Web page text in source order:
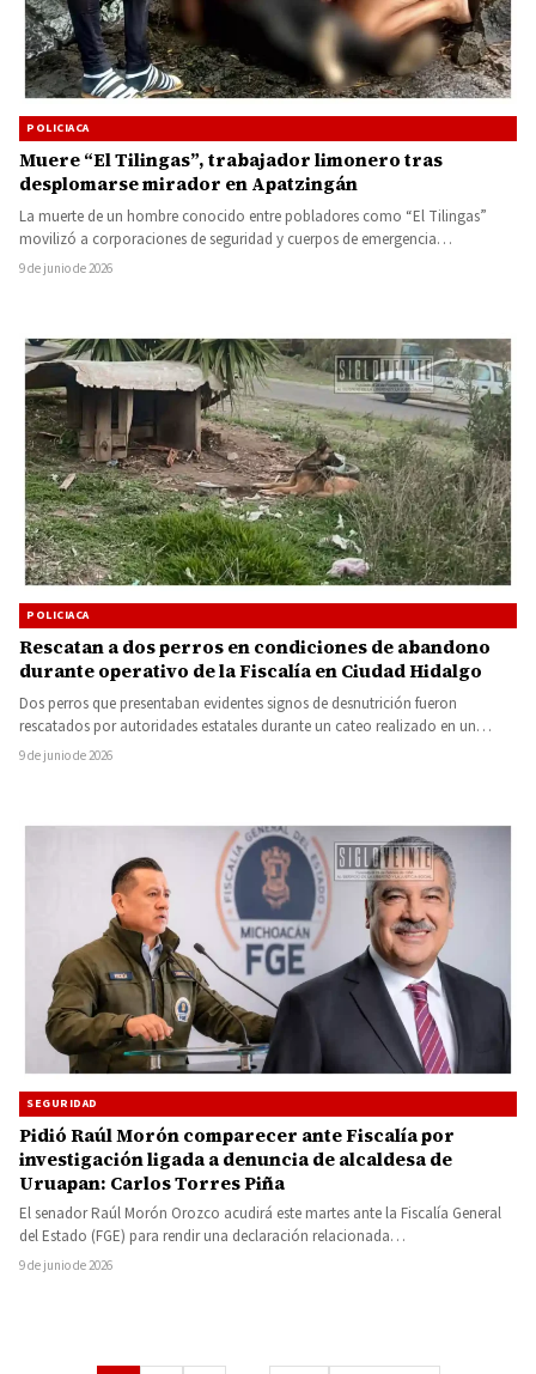
POLICIACA
Muere “El Tilingas”, trabajador limonero tras
desplomarse mirador en Apatzingán
La muerte de un hombre conocido entre pobladores como “El Tilingas”
movilizó a corporaciones de seguridad y cuerpos de emergencia…
9 de junio de 2026
POLICIACA
Rescatan a dos perros en condiciones de abandono
durante operativo de la Fiscalía en Ciudad Hidalgo
Dos perros que presentaban evidentes signos de desnutrición fueron
rescatados por autoridades estatales durante un cateo realizado en un
domicilio…
9 de junio de 2026
SEGURIDAD
Pidió Raúl Morón comparecer ante Fiscalía por
investigación ligada a denuncia de alcaldesa de
Uruapan: Carlos Torres Piña
El senador Raúl Morón Orozco acudirá este martes ante la Fiscalía General
del Estado (FGE) para rendir una declaración relacionada…
9 de junio de 2026